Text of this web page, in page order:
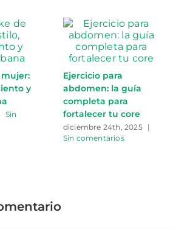
mujer:
y
Sin
Ejercicio para
abdomen: la guía
completa para
fortalecer tu core
diciembre 24th, 2025
|
Sin comentarios